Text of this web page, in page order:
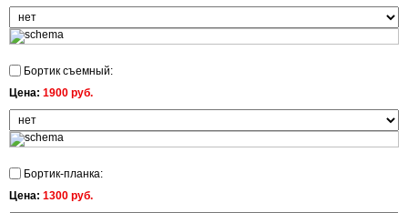
Бортик съемный:
Цена: 1900 руб.
Бортик-планка:
Цена: 1300 руб.